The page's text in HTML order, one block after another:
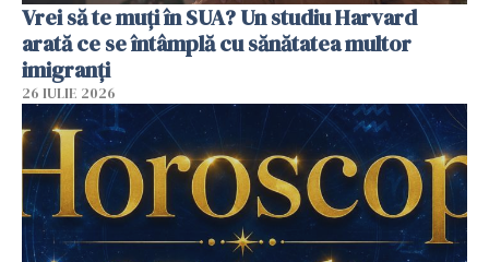
Vrei să te muți în SUA? Un studiu Harvard
arată ce se întâmplă cu sănătatea multor
imigranți
26 IULIE 2026